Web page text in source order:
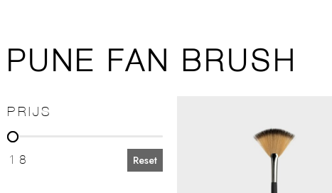
PUNE FAN BRUSH
PRIJS
PRIJS
18 Reset